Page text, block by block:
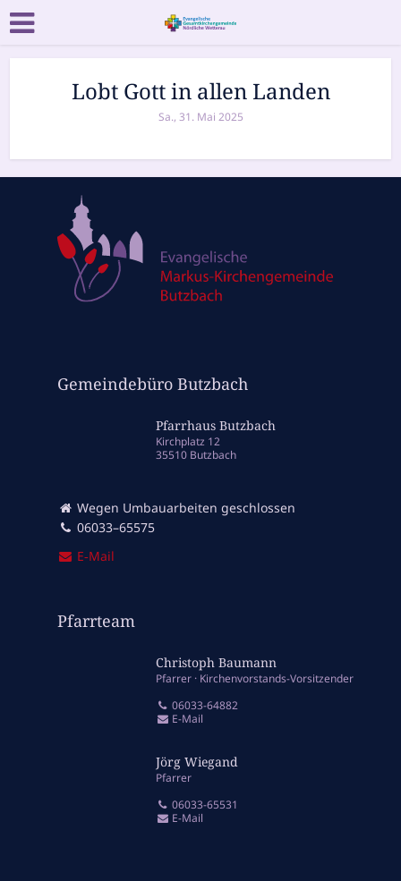
Lobt Gott in allen Landen
Sa., 31. Mai 2025
Gemeindebüro Butzbach
Pfarrhaus Butzbach
Kirchplatz 12
35510 Butzbach
Wegen Umbauarbeiten geschlossen
06033–65575
E‑Mail
Pfarrteam
Christoph Baumann
Pfarrer Kirchenvorstands-Vorsitzender
06033-64882
E-Mail
Jörg Wiegand
Pfarrer
06033-65531
E-Mail